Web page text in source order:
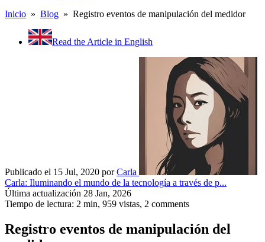
Inicio » Blog » Registro eventos de manipulación del medidor
Read the Article in English
Publicado el 15 Jul, 2020 porCarla
Carla: Iluminando el mundo de la tecnología a través de p...
Última actualización 28 Jan, 2026
Tiempo de lectura: 2 min, 959 vistas, 2 comments
Registro eventos de manipulación del